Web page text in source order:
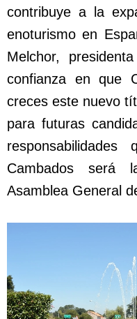
contribuye a la
enoturismo en
Melchor,
confianza en que
creces este nuevo
para futuras
Cambados
Asamblea General